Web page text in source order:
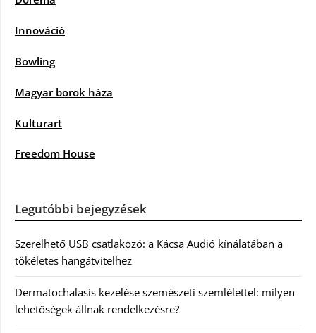
Innováció
Bowling
Magyar borok háza
Kulturart
Freedom House
Legutóbbi bejegyzések
Szerelhető USB csatlakozó: a Kácsa Audió kínálatában a
tökéletes hangátvitelhez
Dermatochalasis kezelése szemészeti szemlélettel: milyen
lehetőségek állnak rendelkezésre?